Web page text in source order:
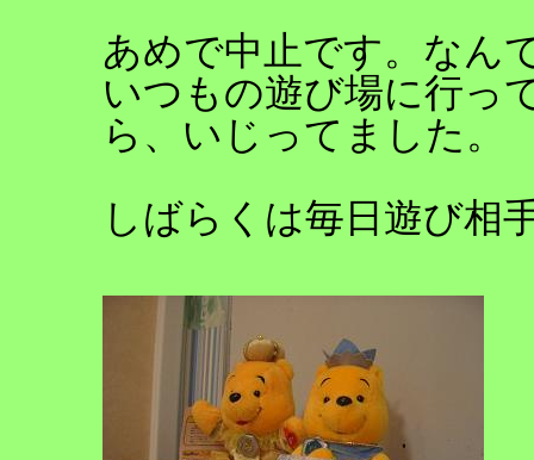
あめで中止です。なん
いつもの遊び場に行っ
ら、いじってました。
しばらくは毎日遊び相